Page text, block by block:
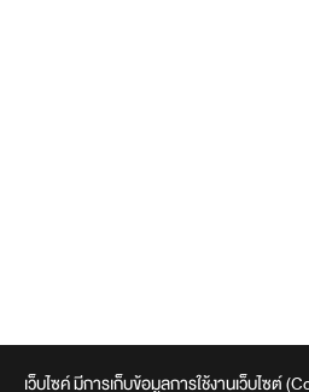
เว็บไซค์ มีการเก็บข้อมูลการใช้งานเว็บไซ